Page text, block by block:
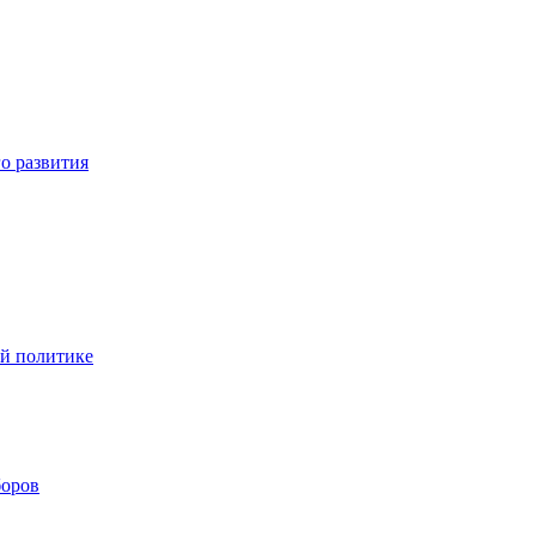
развития
политике